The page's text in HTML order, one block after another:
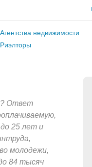
Агентства недвижимости
Риэлторы
Ответ
25 лет и
молодежи,
84 тысяч